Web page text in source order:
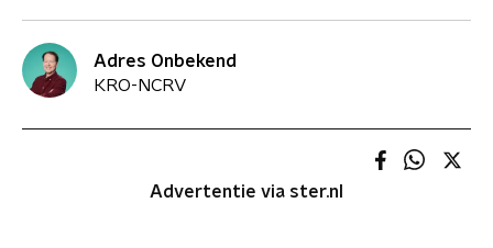
Adres Onbekend
KRO-NCRV
Advertentie via ster.nl